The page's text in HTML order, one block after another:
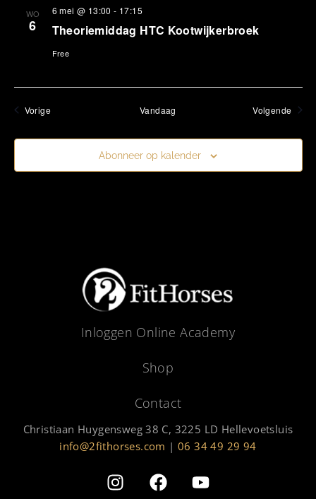
WO
6
6 mei @ 13:00 - 17:15
Theoriemiddag HTC Kootwijkerbroek
Free
VorigeEvenementen Vandaag Volgende
Abonneer op kalender
Inloggen Online Academy
Shop
Contact
Christiaan Huygensweg 38 C, 3225 LD Hellevoetsluis
info@2fithorses.com |06 34 49 29 94